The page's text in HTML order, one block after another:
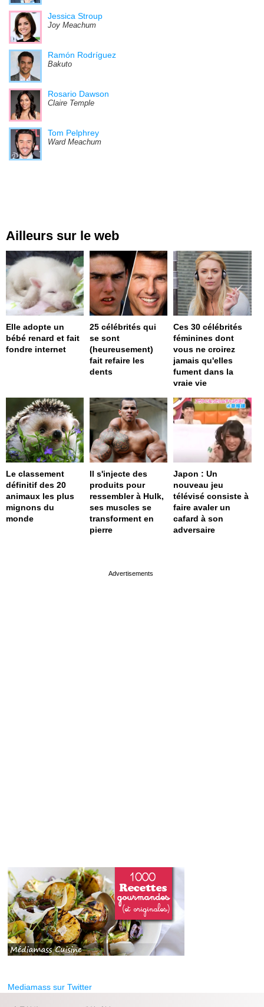
Jessica Stroup
Joy Meachum
Ramón Rodríguez
Bakuto
Rosario Dawson
Claire Temple
Tom Pelphrey
Ward Meachum
Ailleurs sur le web
Elle adopte un
bébé renard et fait
fondre internet
25 célébrités qui
se sont
(heureusement)
fait refaire les
dents
Ces 30 célébrités
féminines dont
vous ne croirez
jamais qu'elles
fument dans la
vraie vie
Le classement
définitif des 20
animaux les plus
mignons du
monde
Il s'injecte des
produits pour
ressembler à Hulk,
ses muscles se
transforment en
pierre
Japon : Un
nouveau jeu
télévisé consiste à
faire avaler un
cafard à son
adversaire
Mediamass sur Twitter